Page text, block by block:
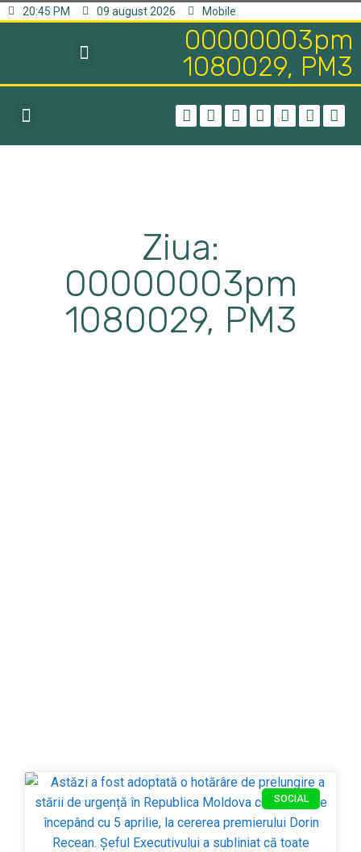
20:45 PM 09 august 2026 Mobile
00000003pm
1080029, PM3
Ziua:
00000003pm
1080029, PM3
SOCIAL